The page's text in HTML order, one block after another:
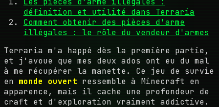
définition et utilité dans Terraria
Comment obtenir des pièces d'arme
illégales : le rôle du vendeur d'armes
Terraria m'a happé dès la première partie,
et j'avoue que mes deux ados ont eu du mal
à me récupérer la manette. Ce jeu de survie
en monde ouvert ressemble à Minecraft en
apparence, mais il cache une profondeur de
craft et d'exploration vraiment addictive.